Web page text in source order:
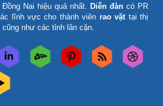
Đồng Nai hiệu quả nhất. Diễn đàn có PR
lĩnh vực cho thành viên rao vặttại thị
như các tỉnh lân cận.